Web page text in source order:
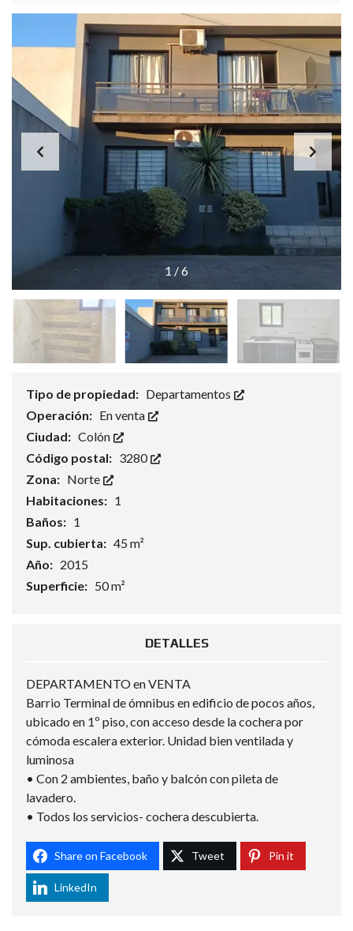
1 /6
Tipo de propiedad: Departamentos
Operación: En venta
Ciudad: Colón
Código postal: 3280
Zona: Norte
Habitaciones: 1
Baños: 1
Sup. cubierta: 45 m²
Año: 2015
Superficie: 50 m²
DETALLES
DEPARTAMENTO en VENTA
Barrio Terminal de ómnibus en edificio de pocos años,
ubicado en 1º piso, con acceso desde la cochera por
cómoda escalera exterior. Unidad bien ventilada y
luminosa
• Con 2 ambientes, baño y balcón con pileta de
lavadero.
• Todos los servicios- cochera descubierta.
Share on Facebook Tweet Pin it
LinkedIn